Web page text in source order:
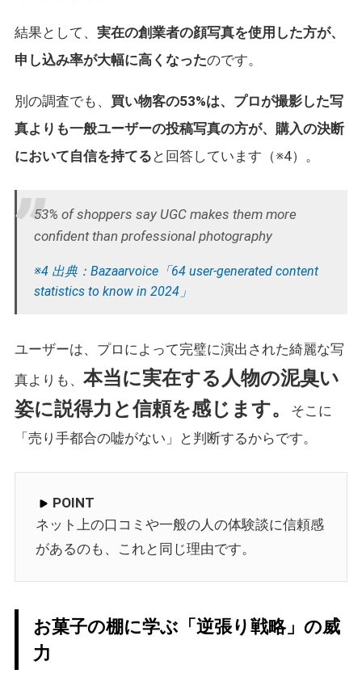
結果として、 実在の創業者の顔写真を使用した方が、
申し込み率が大幅に高くなったのです。
別の調査でも、 買い物客の53%は、プロが撮影した写
真よりも一般ユーザーの投稿写真の方が、購入の決断
において自信を持てる と回答しています（※4）。
53% of shoppers say UGC makes them more
confident than professional photography
※4 出典：Bazaarvoice「64 user-generated content
statistics to know in 2024」
ユーザーは、プロによって完璧に演出された綺麗な写
真よりも、 本当に実在する人物の泥臭い
姿に説得力と信頼を感じます。
そこに
「売り手都合の嘘がない」と判断するからです。
POINT
ネット上の口コミや一般の人の体験談に信頼感
があるのも、これと同じ理由です。
お菓子の棚に学ぶ「逆張り戦略」の威
力